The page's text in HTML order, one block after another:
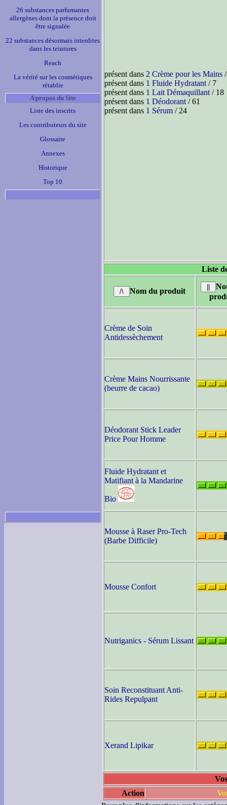
26 substances parfumantes
allergènes dont la présence doit
être signalée
22 substances désormais interdites
dans les teintures
Reach
La vérité sur les cosmétiques
rétablie
A propos du Site
Liste des inscrits
Les contributeurs du site
Glossaire
Annexes
Historique
Top 10
présent dans 2 Crème pour les Mains
présent dans 1 Fluide Hydratant / 7
présent dans 1 Lait Démaquillant / 18
présent dans 1 Déodorant / 61
présent dans 1 Sérum / 24
Liste
Nom du produit
Crème de Soin
Antidessèchement
Crème Mains Nourrissante
(beurre de cacao)
Déodorant Stick Leader
Price Pour Homme
Fluide Hydratant et
Matifiant à la Mandarine
Bio
Mousse à Raser Pro-Tech
(Barbe Difficile)
Mousse Confort
Nutriganics - Sérum Lissant
Soin Reconstituant Anti-
Rides Repulpant
Xerand Lipikar
Action